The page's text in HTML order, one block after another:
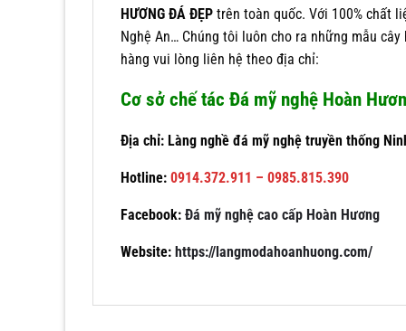
HƯƠNG ĐÁ ĐẸP trên toàn quốc. Với 100% chất
Nghệ An… Chúng tôi luôn cho ra những mẫu
hàng vui lòng liên hệ theo địa chỉ:
Cơ sở chế tác Đá mỹ nghệ Hoàn
Địa chỉ: Làng nghề đá mỹ nghệ truyền thống
Hotline: 0914.372.911 – 0985.815.390
Facebook: Đá mỹ nghệ cao cấp Hoàn Hương
Website: https://langmodahoanhuong.com/